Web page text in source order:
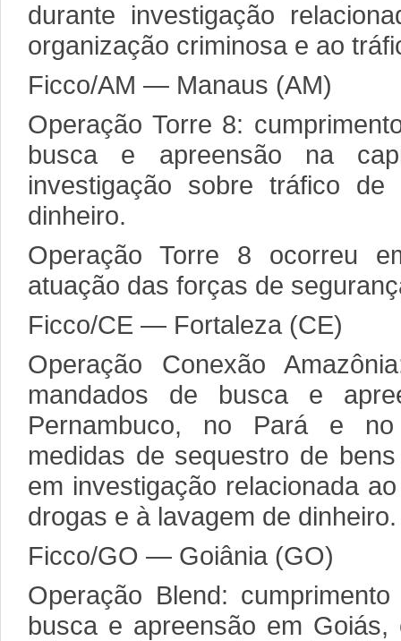
durante investigação
organização criminosa e ao
Ficco/AM — Manaus (AM)
Operação Torre 8:
busca e apreensão na
investigação sobre tráfico
dinheiro.
Operação Torre 8 ocorreu
atuação das forças de
Ficco/CE — Fortaleza (CE)
Operação Conexão
mandados de busca e
Pernambuco, no Pará e
medidas de sequestro de
em investigação relacionada
drogas e à lavagem de dinheiro.
Ficco/GO — Goiânia (GO)
Operação Blend:
busca e apreensão em